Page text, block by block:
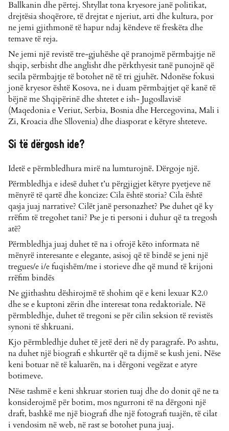
Ballkanin dhe përtej. Shtyllat tona kryesore janë politikat,
drejtësia shoqërore, të drejtat e njeriut, arti dhe kultura, por
ne jemi gjithmonë të hapur ndaj këndeve të freskëta dhe
temave të reja.
Ne jemi një revistë tre-gjuhëshe që pranojmë përmbajtje në
shqip, serbisht dhe anglisht dhe përkthyesit tanë punojnë që
secila përmbajtje të botohet në të tri gjuhët. Ndonëse fokusi
jonë kryesor është Kosova, ne i duam përmbajtjet që kanë të
bëjnë me Shqipërinë dhe shtetet e ish- Jugosllavisë
(Maqedonia e Veriut, Serbia, Bosnia dhe Hercegovina, Mali i
Zi, Kroacia dhe Sllovenia) dhe diasporat e këtyre shteteve.
Si të dërgosh ide?
Idetë e përmbledhura mirë na lumturojnë. Dërgoje një.
Përmbledhja e idesë duhet t’u përgjigjet këtyre pyetjeve në
mënyrë të qartë dhe koncize: Cila është storia? Cila është
qasja juaj narrative? Cilët janë personazhet? Pse duhet që ky
rrëfim të tregohet tani? Pse je ti personi i duhur që ta tregosh
atë?
Përmbledhja juaj duhet të na i ofrojë këto informata në
mënyrë interesante e elegante, asisoj që të bindë se jeni një
tregues/e i/e fuqishëm/me i storieve dhe që mund të krijoni
rrëfim bindës
Ne gjithashtu dëshirojmë të shohim që e keni lexuar K2.0
dhe se e kuptoni zërin dhe interesat tona redaktoriale. Në
përmbledhje, duhet të tregoni se për cilin seksion të revistës
synoni të shkruani.
Kjo përmbledhje duhet të jetë deri në dy paragrafe. Po ashtu,
na duhet një biografi e shkurtër që ta dijmë se kush jeni. Nëse
keni botuar në të kaluarën, na i dërgoni vegëzat e atyre
botimeve.
Nëse tashmë e keni shkruar storien tuaj dhe do donit që ne ta
konsiderojmë për botim, mos ngurroni të na dërgoni një
draft, bashkë me një biografi dhe një fotografi tuajën, të cilat
i vendosim në web, në rast se botohet puna juaj.